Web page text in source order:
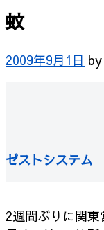
蚊
2009年9月1日 by
ゼストシステム
2週間ぶりに関東